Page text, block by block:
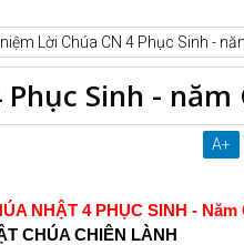
Lời Chúa CN 4 Phục Sinh -
Sinh - năm
A+
NHẬT 4 PHỤC SINH - Năm
CHÚA CHIÊN LÀNH